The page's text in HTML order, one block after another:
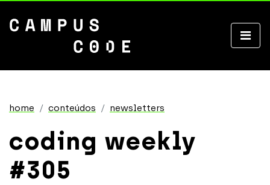
home conteúdos newsletters
coding weekly
#305